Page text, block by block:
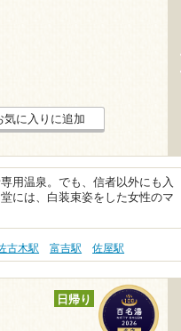
気に入りに追加
用温泉。でも、信者以外にも入
には、白装束姿をした女性のマ
古木駅 富吉駅 佐屋駅
日帰り